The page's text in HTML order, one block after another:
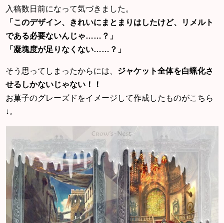
入稿数日前になって気づきました。
「このデザイン、きれいにまとまりはしたけど、リメルト
である必要ないんじゃ……？」
「凝塊度が足りなくない……？」
そう思ってしまったからには、 ジャケット全体を白蝋化さ
せるしかないじゃない！！
お菓子のグレーズドをイメージして作成したものがこちら
↓。